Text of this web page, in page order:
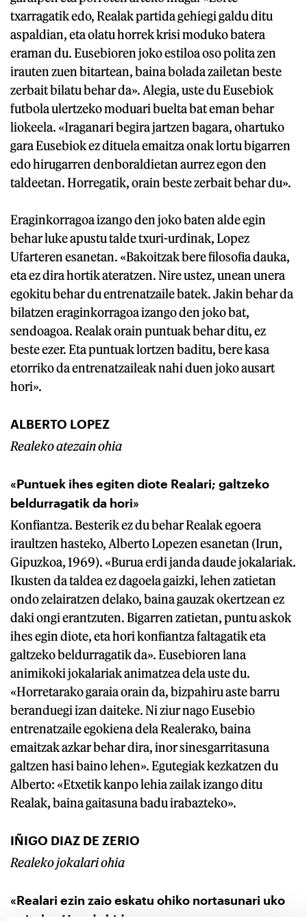
txarragatik edo, Realak partida gehiegi galdu ditu
aspaldian, eta olatu horrek krisi moduko batera
eraman du. Eusebioren joko estiloa oso polita zen
irauten zuen bitartean, baina bolada zailetan beste
zerbait bilatu behar da». Alegia, uste du Eusebiok
futbola ulertzeko moduari buelta bat eman behar
liokeela. «Iraganari begira jartzen bagara, ohartuko
gara Eusebiok ez dituela emaitza onak lortu bigarren
edo hirugarren denboraldietan aurrez egon den
taldeetan. Horregatik, orain beste zerbait behar du».
Eraginkorragoa izango den joko baten alde egin
behar luke apustu talde txuri-urdinak, Lopez
Ufarteren esanetan. «Bakoitzak bere filosofia dauka,
eta ez dira hortik ateratzen. Nire ustez, unean unera
egokitu behar du entrenatzaile batek. Jakin behar da
bilatzen eraginkorragoa izango den joko bat,
sendoagoa. Realak orain puntuak behar ditu, ez
beste ezer. Eta puntuak lortzen baditu, bere kasa
etorriko da entrenatzaileak nahi duen joko ausart
hori».
ALBERTO LOPEZ
Realeko atezain ohia
«Puntuek ihes egiten diote Realari; galtzeko
beldurragatik da hori»
Konfiantza. Besterik ez du behar Realak egoera
iraultzen hasteko, Alberto Lopezen esanetan (Irun,
Gipuzkoa, 1969). «Burua erdi janda daude jokalariak.
Ikusten da taldea ez dagoela gaizki, lehen zatietan
ondo zelairatzen delako, baina gauzak okertzean ez
daki ongi erantzuten. Bigarren zatietan, puntu askok
ihes egin diote, eta hori konfiantza faltagatik eta
galtzeko beldurragatik da». Eusebioren lana
animikoki jokalariak animatzea dela uste du.
«Horretarako garaia orain da, bizpahiru aste barru
beranduegi izan daiteke. Ni ziur nago Eusebio
entrenatzaile egokiena dela Realerako, baina
emaitzak azkar behar dira, inor sinesgarritasuna
galtzen hasi baino lehen». Egutegiak kezkatzen du
Alberto: «Etxetik kanpo lehia zailak izango ditu
Realak, baina gaitasuna badu irabazteko».
IÑIGO DIAZ DE ZERIO
Realeko jokalari ohia
«Realari ezin zaio eskatu ohiko nortasunari uko
egiteko. Hau da bidea»